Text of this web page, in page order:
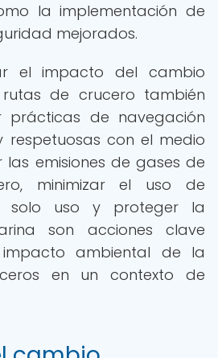
la implementación de
mejorados.
el impacto del cambio
de crucero también
prácticas de navegación
respetuosas con el medio
las emisiones de gases de
minimizar el uso de
solo uso y proteger la
son acciones clave
ambiental de la
en un contexto de